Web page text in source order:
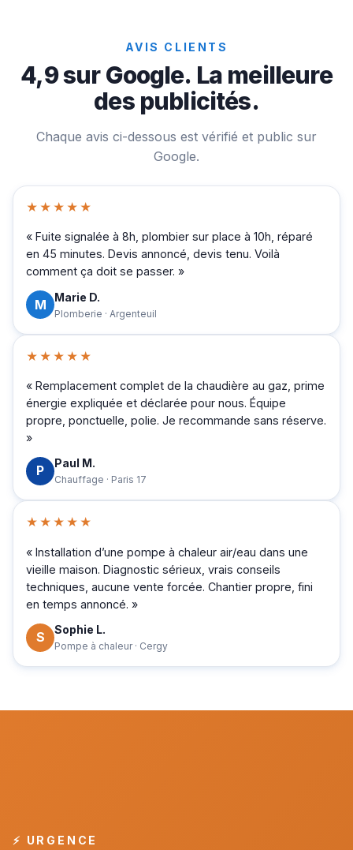
AVIS CLIENTS
4,9 sur Google. La meilleure
des publicités.
Chaque avis ci-dessous est vérifié et public sur
Google.
★★★★★
« Fuite signalée à 8h, plombier sur place à 10h, réparé
en 45 minutes. Devis annoncé, devis tenu. Voilà
comment ça doit se passer. »
M Marie D.
Plomberie · Argenteuil
★★★★★
« Remplacement complet de la chaudière au gaz, prime
énergie expliquée et déclarée pour nous. Équipe
propre, ponctuelle, polie. Je recommande sans réserve.
»
P Paul M.
Chauffage · Paris 17
★★★★★
« Installation d’une pompe à chaleur air/eau dans une
vieille maison. Diagnostic sérieux, vrais conseils
techniques, aucune vente forcée. Chantier propre, fini
en temps annoncé. »
S Sophie L.
Pompe à chaleur · Cergy
⚡ URGENCE